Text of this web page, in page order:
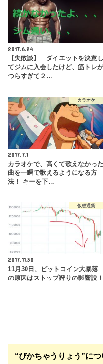
2017.6.24
【失敗談】 ダイエットを決意し
てジムに入会したけど、筋トレ
つらすぎて２…
カラオケ
2017.7.1
カラオケで、高くて歌えなかった
曲を一瞬で歌えるようになる方
法！ キーを下…
仮想通貨
2017.11.30
11月30日、ビットコイン大暴落
の原因はストップ狩りの影響説！
“ぴかちゃうりょう”につ